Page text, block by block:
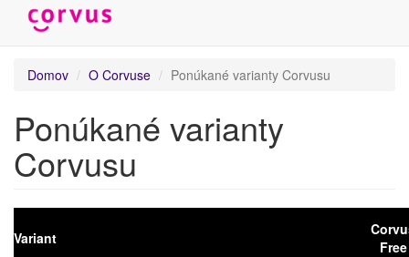
Skočiť
obsah
Domov O Corvuse Ponúkané varianty Corvusu
Ponúkané varianty
Corvusu
Variant
Free